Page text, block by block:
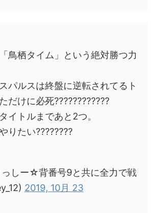
鳥栖タイム」という絶対勝つ力
パルスは終盤に逆転されてるト
だけに必死????????????
イトルまであと2つ。
りたい????????
しー☆背番号9と共に全力で戦
2019, 10月 23